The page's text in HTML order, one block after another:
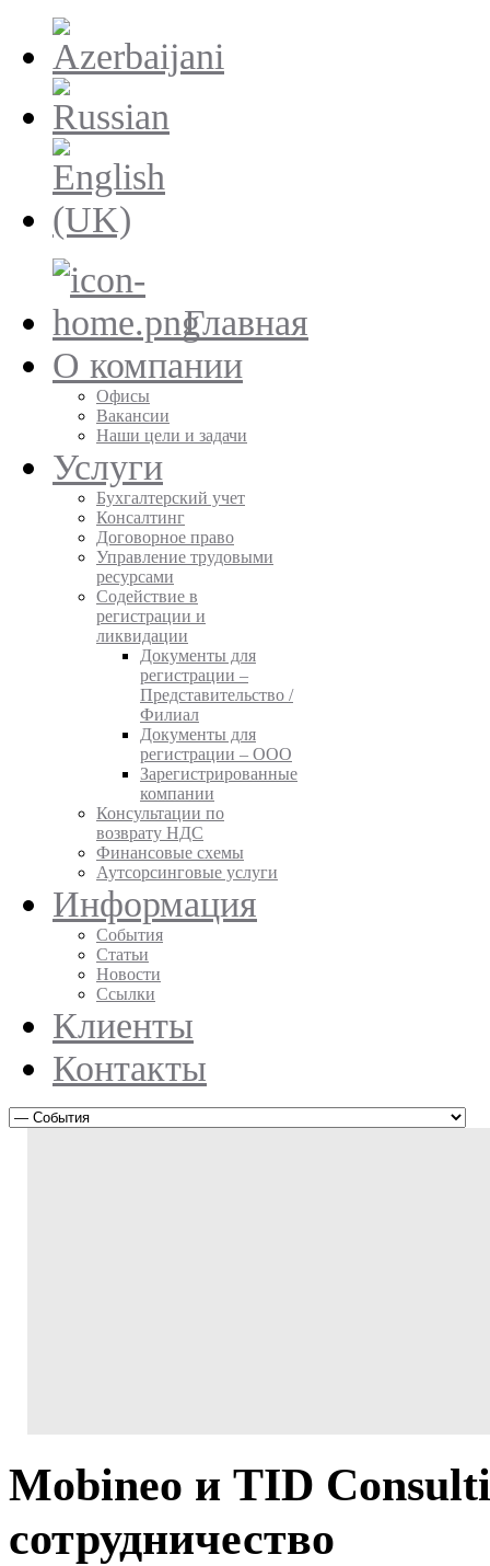
Главная
О компании
Офисы
Вакансии
Наши цели и задачи
Услуги
Бухгалтерский учет
Консалтинг
Договорное право
Управление трудовыми
ресурсами
Содействие в
регистрации и
ликвидации
Документы для
регистрации –
Представительство /
Филиал
Документы для
регистрации – ООО
Зарегистрированные
компании
Консультации по
возврату НДС
Финансовые схемы
Аутсорсинговые услуги
Информация
События
Статьи
Новости
Ссылки
Клиенты
Контакты
Mobineo и TID
сотрудничество